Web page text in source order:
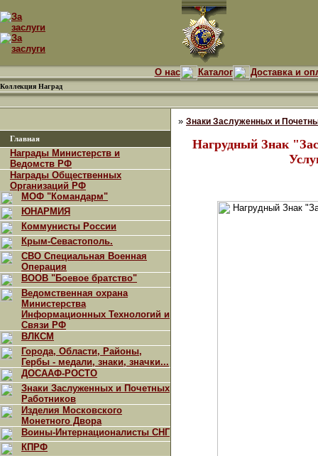
Коллекция Наград
О нас Каталог Доставка и
Главная
Награды Министерств и
Ведомств РФ
Награды Общественных
Организаций РФ
МОФ "Командарм"
ЮНАРМИЯ
Коммунисты России
Крым-Севастополь.
СВО Специальная Военная
Операция
ВООВ "Боевое братство"
Ведомственная охрана
Министерства
Информационных Технологий и
Связи РФ
ВЛКСМ
Города, Области, Районы,
Гербы - медали, знаки, значки...
ДОСААФ-РОСТО
Знаки Заслуженных и Почетных
Работников
Изделия Московского
Монетного Двора
Воины-Интернационалисты СНГ
КПРФ
» Знаки Заслуженных и
Нагрудный Знак